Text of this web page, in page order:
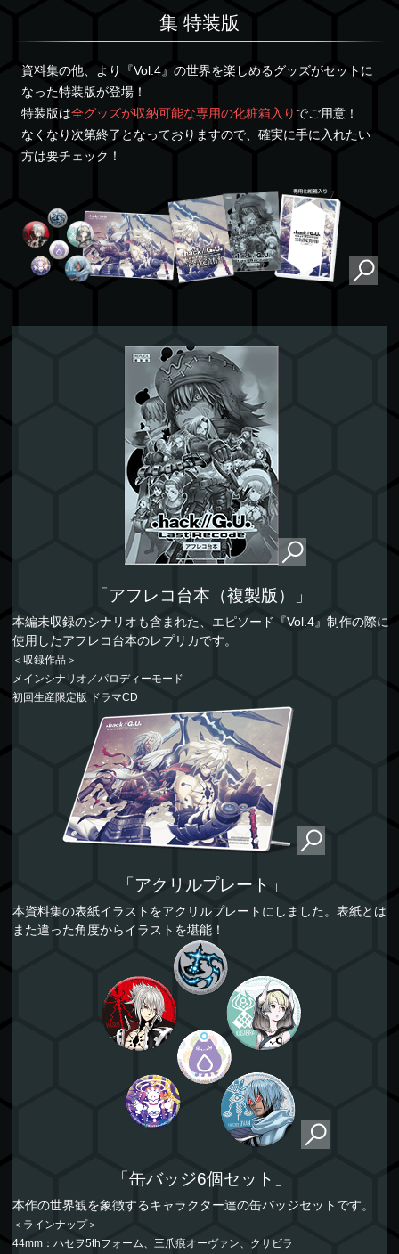
集 特装版
資料集の他、より『Vol.4』の世界を楽しめるグッズがセットに
なった特装版が登場！
特装版は全グッズが収納可能な専用の化粧箱入り でご用意！
なくなり次第終了となっておりますので、確実に手に入れたい
方は要チェック！
「アフレコ台本（複製版）」
本編未収録のシナリオも含まれた、エピソード『Vol.4』制作の際に
使用したアフレコ台本のレプリカです。
＜収録作品＞
メインシナリオ／パロディーモード
初回生産限定版 ドラマCD
「アクリルプレート」
本資料集の表紙イラストをアクリルプレートにしました。表紙とは
また違った角度からイラストを堪能！
「缶バッジ6個セット」
本作の世界観を象徴するキャラクター達の缶バッジセットです。
＜ラインナップ＞
44mm：ハセヲ5thフォーム、三爪痕オーヴァン、クサビラ